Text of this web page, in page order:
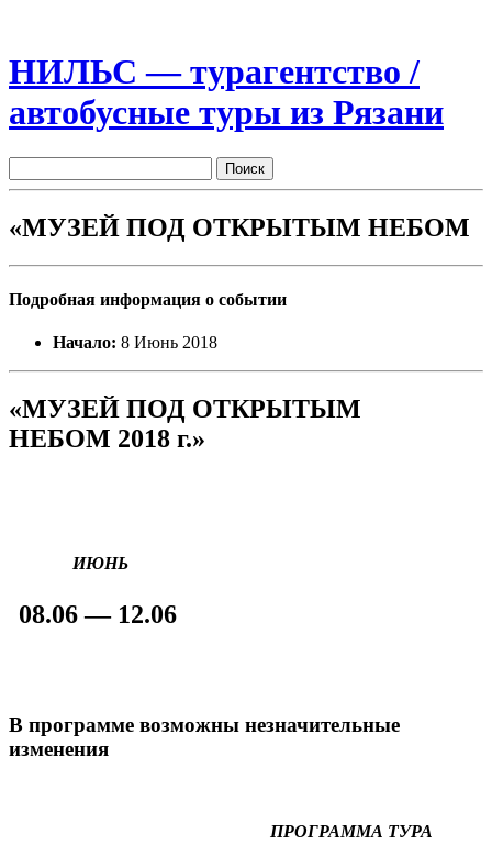
НИЛЬС — турагентство /
автобусные туры из Рязани
«МУЗЕЙ ПОД ОТКРЫТЫМ НЕБОМ
Подробная информация о событии
Начало: 8 Июнь 2018
«МУЗЕЙ ПОД ОТКРЫТЫМ
НЕБОМ 2018 г.»
ИЮНЬ
08.06 — 12.06
В программе возможны незначительные
изменения
ПРОГРАММА ТУРА